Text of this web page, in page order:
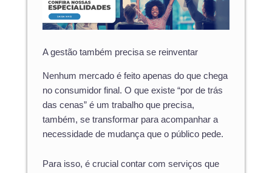
A gestão também precisa se reinventar
Nenhum mercado é feito apenas do que chega
no consumidor final. O que existe “por de trás
das cenas” é um trabalho que precisa,
também, se transformar para acompanhar a
necessidade de mudança que o público pede.
Para isso, é crucial contar com serviços que